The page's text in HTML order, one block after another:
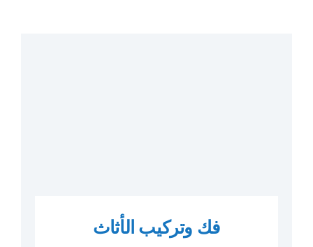
فك وتركيب الأثاث